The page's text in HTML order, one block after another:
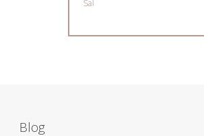
Sal
Blog